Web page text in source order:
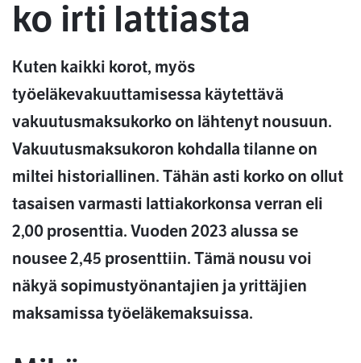
ko irti lattiasta
Kuten kaikki korot, myös
työeläkevakuuttamisessa käytettävä
vakuutusmaksukorko on lähtenyt nousuun.
Vakuutusmaksukoron kohdalla tilanne on
miltei historiallinen. Tähän asti korko on ollut
tasaisen varmasti lattiakorkonsa verran eli
2,00 prosenttia. Vuoden 2023 alussa se
nousee 2,45 prosenttiin. Tämä nousu voi
näkyä sopimustyönantajien ja yrittäjien
maksamissa työeläkemaksuissa.